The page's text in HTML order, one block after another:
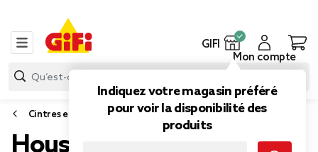
GIFI
Indiquez votre magasin préféré
pour voir la disponibilité des
produits
Mon compte
Cintres et accessoires dressing